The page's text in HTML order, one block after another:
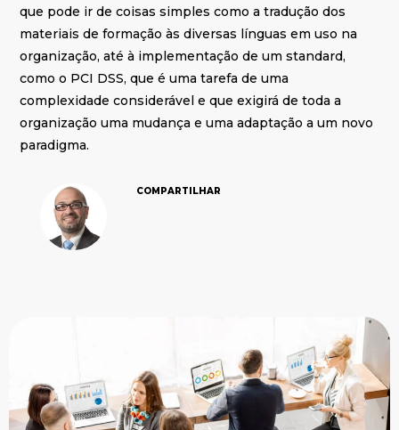
COMPARTILHAR
que pode ir de coisas simples como a tradução dos
materiais de formação às diversas línguas em uso na
organização, até à implementação de um standard,
como o PCI DSS, que é uma tarefa de uma
complexidade considerável e que exigirá de toda a
organização uma mudança e uma adaptação a um novo
paradigma.